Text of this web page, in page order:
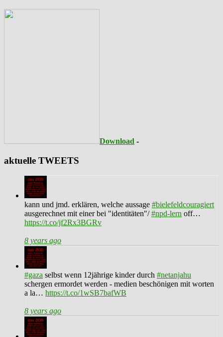
Download -
aktuelle TWEETS
kann und jmd. erklären, welche aussage #bielefeldcouragiert
ausgerechnet mit einer bei "identitäten"/#npd-lern off…
https://t.co/jf2Rx3BGRv
8 years ago
#gaza selbst wenn 12jährige kinder durch #netanjahu
schergen ermordet werden - medien beschönigen mit worten
a la… https://t.co/1wSB7bafWB
8 years ago